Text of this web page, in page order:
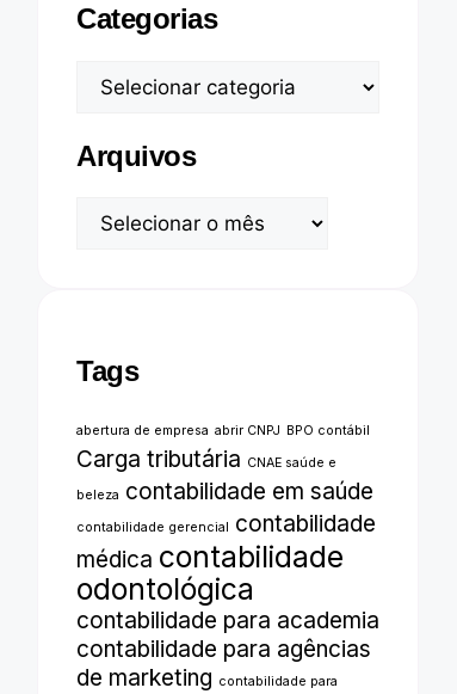
Categorias
Arquivos
Tags
abertura de empresa abrir CNPJ BPO contábil
Carga tributária CNAE saúde e
beleza contabilidade em saúde
contabilidade gerencial
contabilidade
médica contabilidade
odontológica
contabilidade para academia
contabilidade para agências
de marketing contabilidade para